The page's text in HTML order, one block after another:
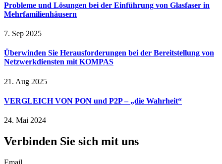
Probleme und Lösungen bei der Einführung von Glasfaser in
Mehrfamilienhäusern
7. Sep 2025
Überwinden Sie Herausforderungen bei der Bereitstellung von
Netzwerkdiensten mit KOMPAS
21. Aug 2025
VERGLEICH VON PON und P2P – „die Wahrheit“
24. Mai 2024
Verbinden Sie sich mit uns
Email